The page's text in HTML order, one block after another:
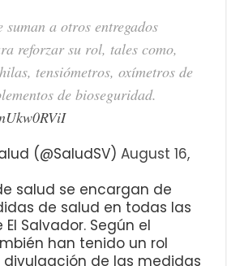
suman a otros entregados
reforzar su rol, tales como,
tensiómetros, oxímetros de
de bioseguridad.
(@SaludSV)August 16,
salud se encargan de
de salud en todas las
Salvador. Según el
han tenido un rol
de las medidas